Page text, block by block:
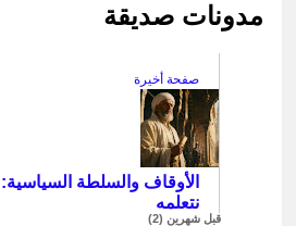
مدونات صديقة
صفحة أخيرة
الأوقاف والسلطة
نتعلمه
قبل شهرين (2)